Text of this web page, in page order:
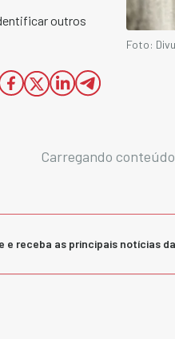
outros
Foto:
Carregando
e receba as principais notícias